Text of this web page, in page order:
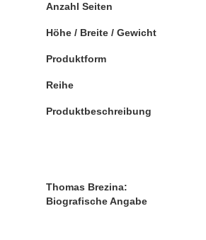
Anzahl Seiten
Höhe / Breite / Gewicht
Produktform
Reihe
Produktbeschreibung
Thomas Brezina:
Biografische Angabe